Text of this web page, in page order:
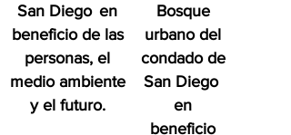
San Diego en
beneficio de las
personas, el
medio ambiente
y el futuro.
Bosque
urbano del
condado de
San Diego
en
beneficio